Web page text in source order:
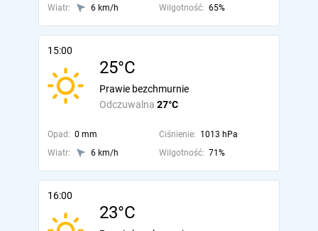
Wiatr:
6 km/h Wilgotność: 65%
15:00
25°C
Odczuwalna 27°C
Prawie bezchmurnie
Opad: 0 mm Ciśnienie: 1013 hPa
Wiatr:
6 km/h Wilgotność: 71%
16:00
23°C